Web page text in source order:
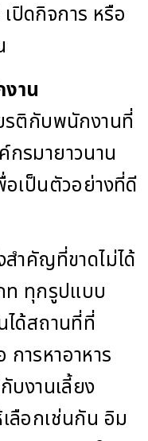
ปิดกิจการ หรือ
าน
รติกับพนักงานที่
กรมายาวนาน
อเป็นตัวอย่างที่ดี
สำคัญที่ขาดไม่ได้
ท ทุกรูปแบบ
ได้สถานที่ที่
ารหาอาหาร
บงานเลี้ยง
ลือกเช่นกัน อิม